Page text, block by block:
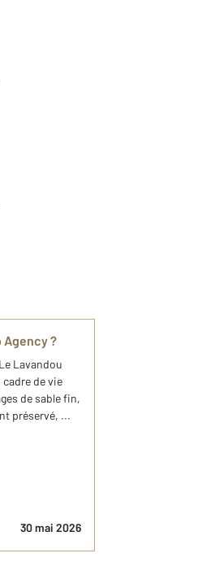
Agency ?
Lavandou
de vie
de sable fin,
préservé, ...
30 mai 2026